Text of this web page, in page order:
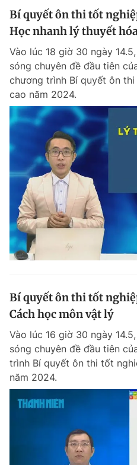
Bí quyết ôn thi tốt
Học nhanh lý thuyết
Vào lúc 18 giờ 30 ngày
sóng chuyên đề đầu tiên
chương trình Bí quyết ôn
cao năm 2024.
Bí quyết ôn thi tốt
Cách học môn vật lý
Vào lúc 16 giờ 30 ngày
sóng chuyên đề đầu tiên
trình Bí quyết ôn thi tốt
năm 2024.